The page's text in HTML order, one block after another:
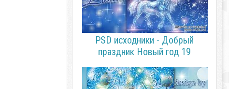
PSD исходники - Добрый
праздник Новый год 19